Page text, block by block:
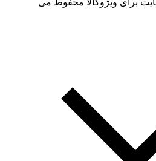
برای ویژوکالا محفوظ می